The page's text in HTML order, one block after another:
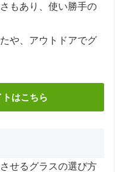
もあり、使い勝手の
や、アウトドアでグ
はこちら
せるグラスの選び方